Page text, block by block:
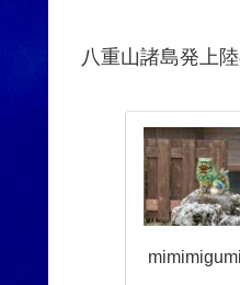
八重山諸島発上